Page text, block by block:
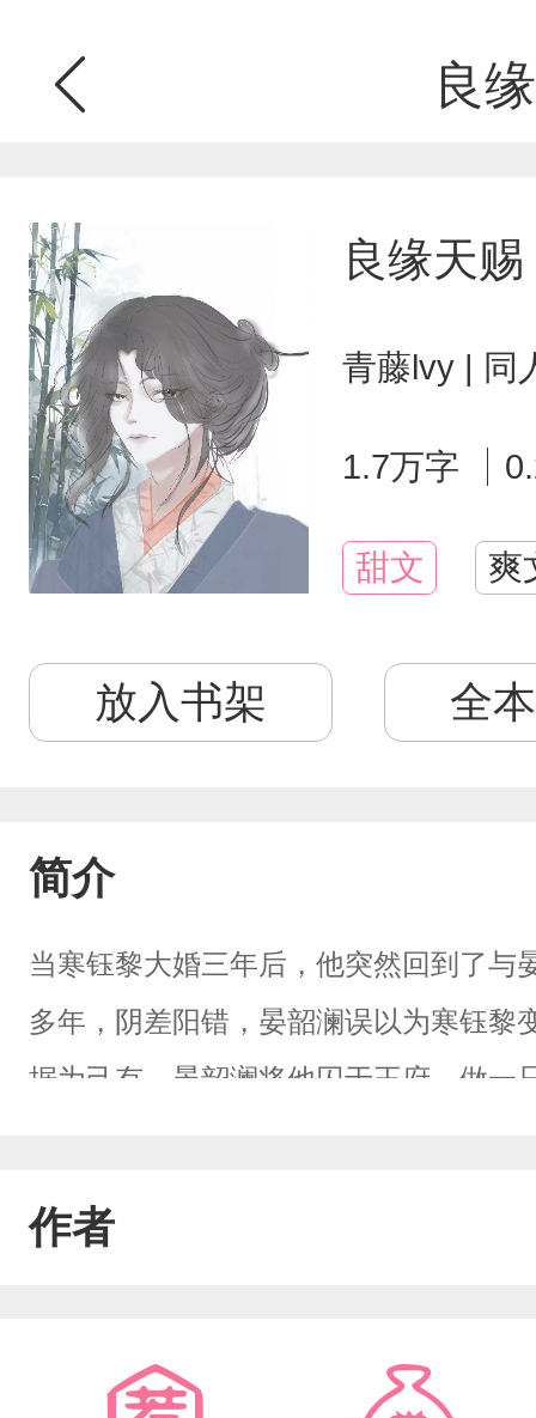
良
良缘天赐
青藤lvy | 同
1.7万字
甜文 爽
放入书架 全
简介
当寒钰黎大婚三年后，他突然回到了与
多年，阴差阳错，晏韶澜误以为寒钰黎
据为己有。晏韶澜将他囚于王府，做一
为他扫清一切的障碍。阿黎带他走出
大半夜爆发出来的灵感，ooc预警！！
作者